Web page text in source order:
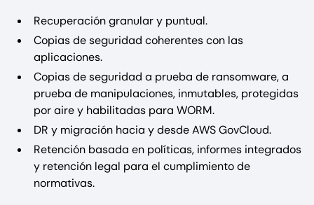
Recuperación granular y puntual.
Copias de seguridad coherentes con las
aplicaciones.
Copias de seguridad a prueba de ransomware, a
prueba de manipulaciones, inmutables, protegidas
por aire y habilitadas para WORM.
DR y migración hacia y desde AWS GovCloud.
Retención basada en políticas, informes integrados
y retención legal para el cumplimiento de
normativas.